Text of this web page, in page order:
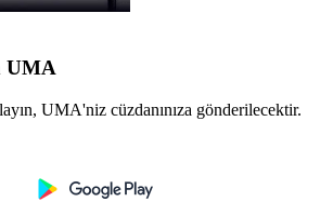
UMA
UMA'niz cüzdanınıza gönderilecektir.